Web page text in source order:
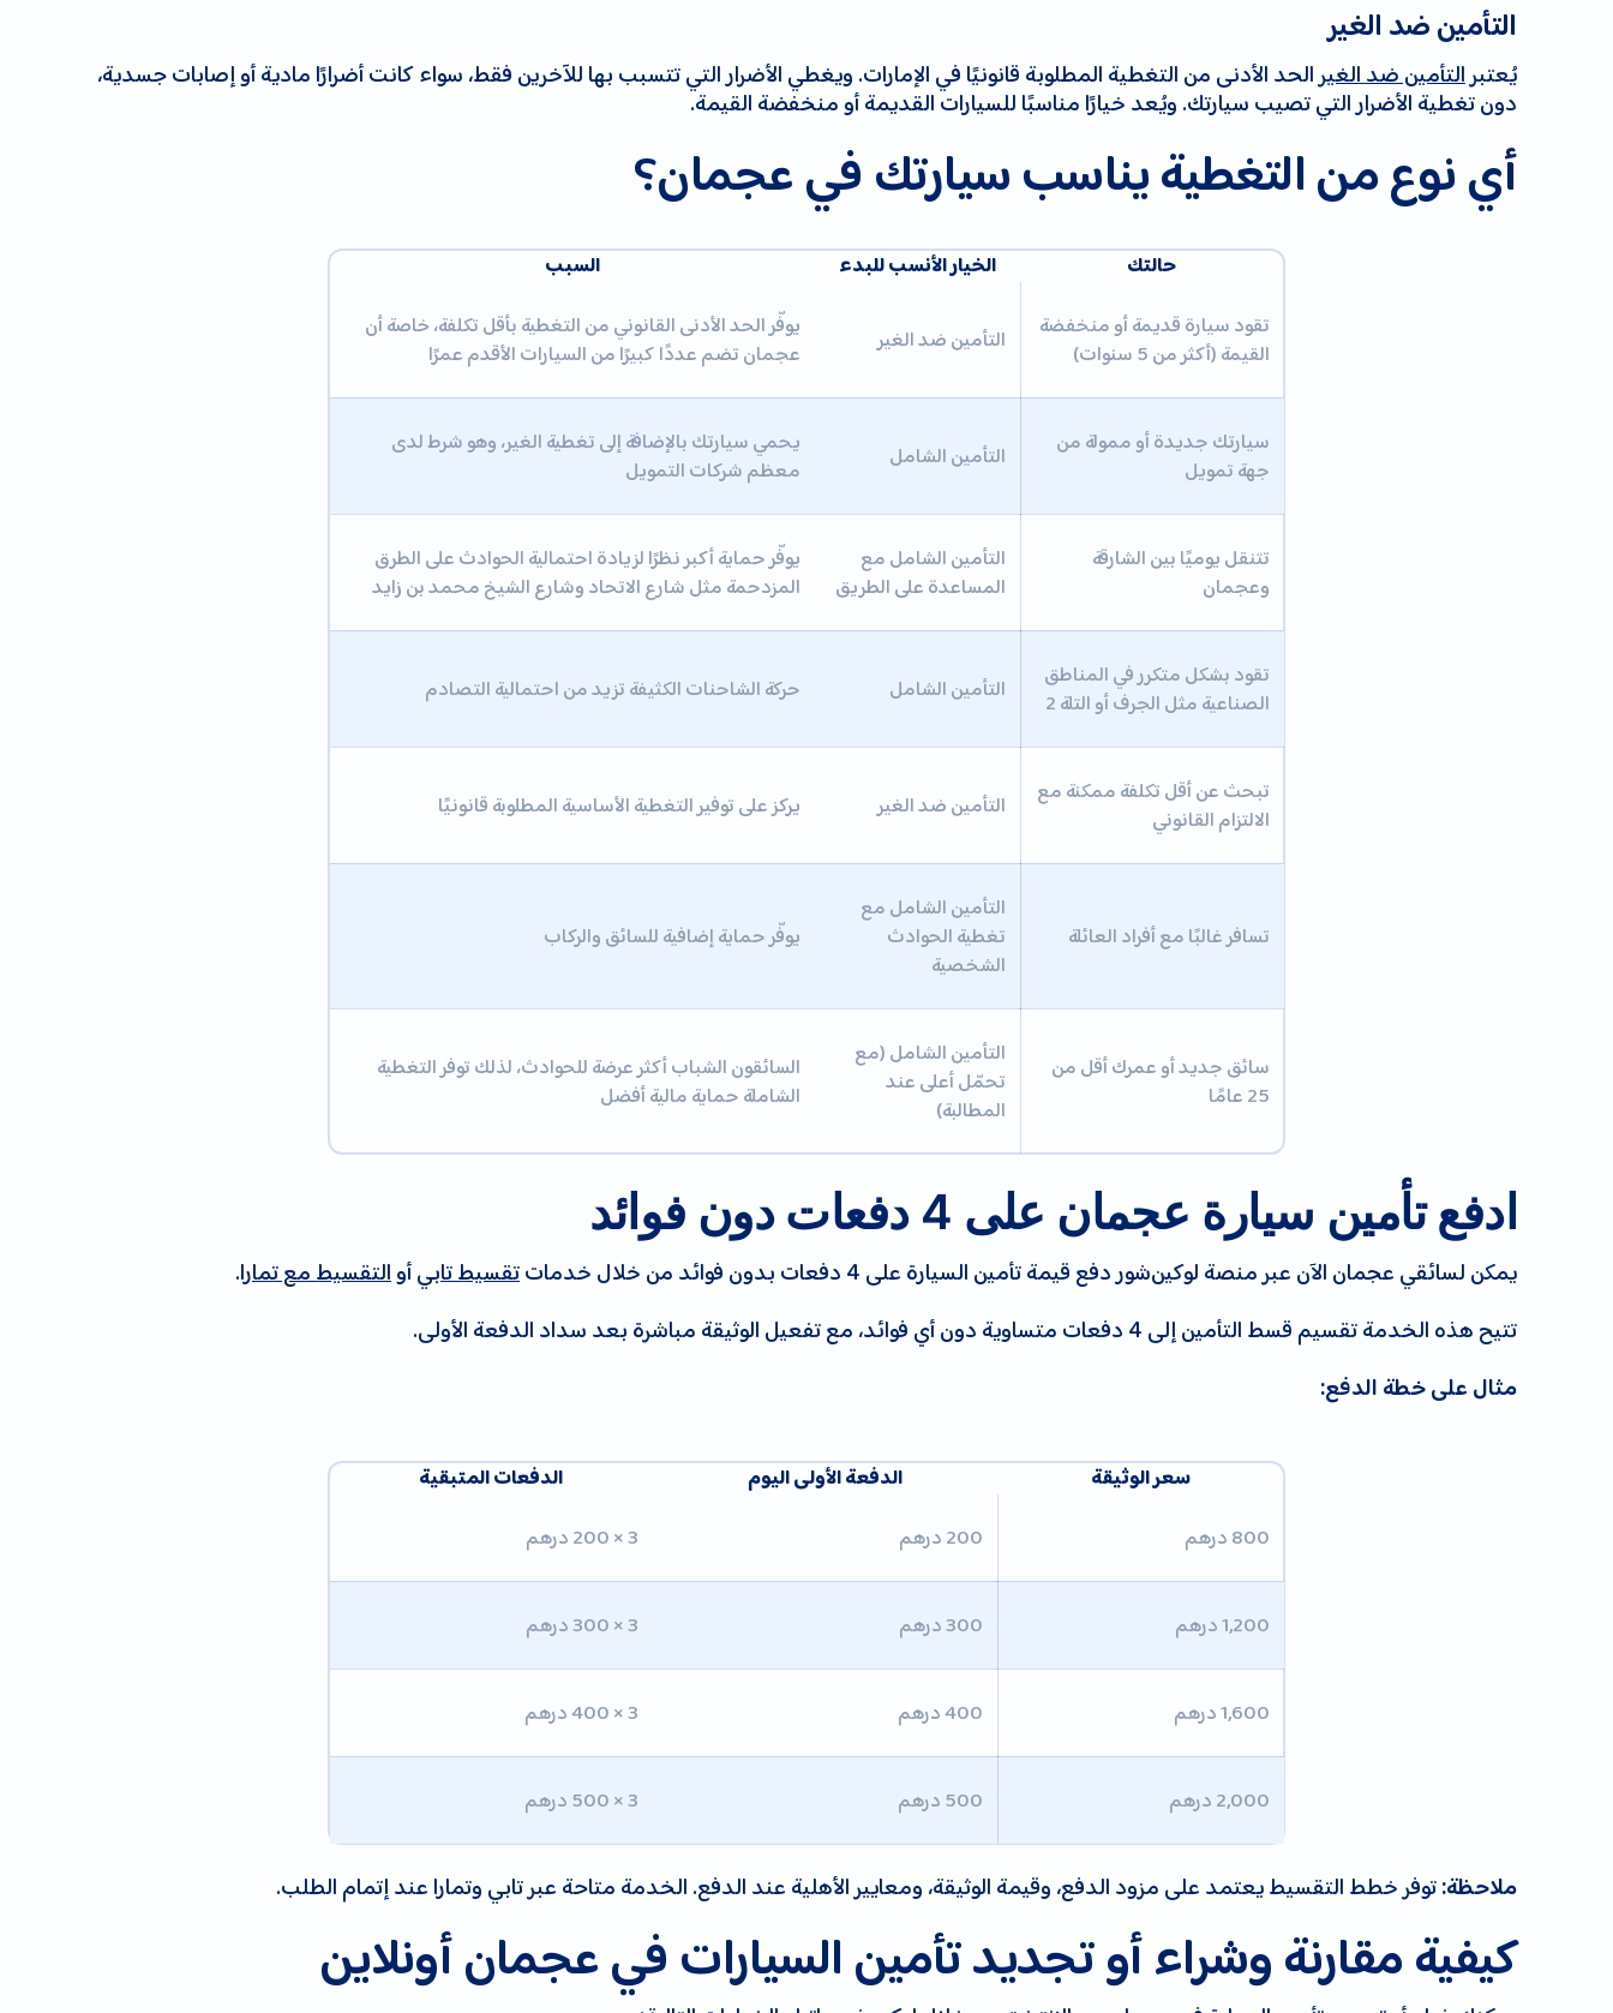
التأمين ضد الغير
يُعتبرالتأمين ضد الغيرالحد الأدنى من التغطية المطلوبة قانونيًا في الإمارات. ويغطي الأضرار التي تتسبب بها للآخرين فقط، سواء كانت أضرارًا مادية أو إصابات جسدية،
دون تغطية الأضرار التي تصيب سيارتك. ويُعد خيارًا مناسبًا للسيارات القديمة أو منخفضة القيمة.
أي نوع من التغطية يناسب سيارتك في عجمان؟
حالتك الخيار الأنسب للبدء السبب
تقود سيارة قديمة أو منخفضة
القيمة (أكثر من 5 سنوات)
التأمين ضد الغير
يوفّر الحد الأدنى القانوني من التغطية بأقل تكلفة، خاصة أن
عجمان تضم عددًا كبيرًا من السيارات الأقدم عمرًا
سيارتك جديدة أو ممولة من
جهة تمويل
التأمين الشامل
يحمي سيارتك بالإضافة إلى تغطية الغير، وهو شرط لدى
معظم شركات التمويل
تتنقل يوميًا بين الشارقة
وعجمان
التأمين الشامل مع
المساعدة على الطريق
يوفّر حماية أكبر نظرًا لزيادة احتمالية الحوادث على الطرق
المزدحمة مثل شارع الاتحاد وشارع الشيخ محمد بن زايد
تقود بشكل متكرر في المناطق
الصناعية مثل الجرف أو التلة 2
التأمين الشامل حركة الشاحنات الكثيفة تزيد من احتمالية التصادم
تبحث عن أقل تكلفة ممكنة مع
الالتزام القانوني
التأمين ضد الغير يركز على توفير التغطية الأساسية المطلوبة قانونيًا
تسافر غالبًا مع أفراد العائلة
التأمين الشامل مع
تغطية الحوادث
الشخصية
يوفّر حماية إضافية للسائق والركاب
سائق جديد أو عمرك أقل من
25 عامًا
التأمين الشامل (مع
تحمّل أعلى عند
المطالبة)
السائقون الشباب أكثر عرضة للحوادث، لذلك توفر التغطية
الشاملة حماية مالية أفضل
ادفع تأمين سيارة عجمان على 4 دفعات دون فوائد
يمكن لسائقي عجمان الآن عبر منصة لوكين‌شور دفع قيمة تأمين السيارة على 4 دفعات بدون فوائد من خلال خدمات تقسيط تابيأوالتقسيط مع تمارا.
تتيح هذه الخدمة تقسيم قسط التأمين إلى 4 دفعات متساوية دون أي فوائد، مع تفعيل الوثيقة مباشرة بعد سداد الدفعة الأولى.
مثال على خطة الدفع:
سعر الوثيقة الدفعة الأولى اليوم الدفعات المتبقية
800 درهم 200 درهم 3 × 200 درهم
1,200 درهم 300 درهم 3 × 300 درهم
1,600 درهم 400 درهم 3 × 400 درهم
2,000 درهم 500 درهم 3 × 500 درهم
ملاحظة:توفر خطط التقسيط يعتمد على مزود الدفع، وقيمة الوثيقة، ومعايير الأهلية عند الدفع. الخدمة متاحة عبر تابي وتمارا عند إتمام الطلب.
كيفية مقارنة وشراء أو تجديد تأمين السيارات في عجمان أونلاين